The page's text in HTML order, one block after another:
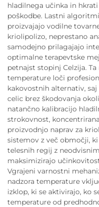
hladilnega učinka in
poškodbe. Lastni
proizvajajo vodilne
kriolipolizo, neprestano
samodejno prilagajajo
optimalne terapevtske
petnajst stopinj Celzija.
temperature loči
kakovostnih alternativ,
celic brez škodovanja
natančno kalibracijo
strokovnost,
proizvodnjo naprav za
sistemov z več območji,
telesnih regij z
maksimizirajo
Vgrajeni varnostni
nadzora temperature
izklop, ki se aktivirajo, ko
temperature od